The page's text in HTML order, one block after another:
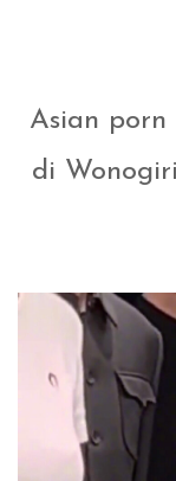
Asian
di